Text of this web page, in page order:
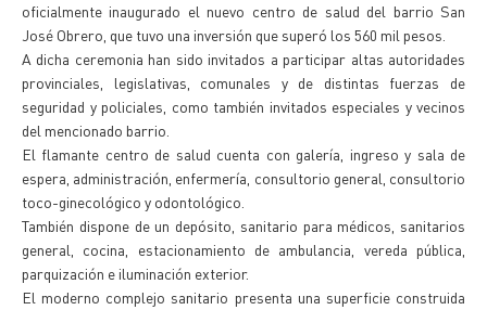
oficialmente inaugurado el nuevo centro de salud del barrio San
José Obrero, que tuvo una inversión que superó los 560 mil pesos.
A dicha ceremonia han sido invitados a participar altas autoridades
provinciales, legislativas, comunales y de distintas fuerzas de
seguridad y policiales, como también invitados especiales y vecinos
del mencionado barrio.
El flamante centro de salud cuenta con galería, ingreso y sala de
espera, administración, enfermería, consultorio general, consultorio
toco-ginecológico y odontológico.
También dispone de un depósito, sanitario para médicos, sanitarios
general, cocina, estacionamiento de ambulancia, vereda pública,
parquización e iluminación exterior.
El moderno complejo sanitario presenta una superficie construida